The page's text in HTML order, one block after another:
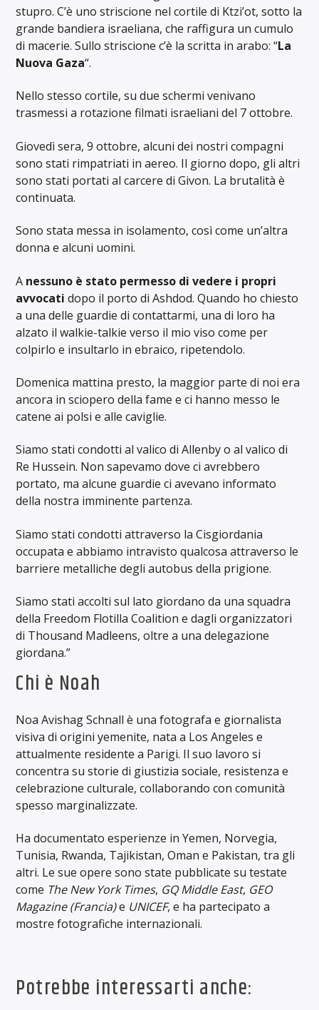
stupro. C’è uno striscione nel cortile di Ktzi’ot, sotto la
grande bandiera israeliana, che raffigura un cumulo
di macerie. Sullo striscione c’è la scritta in arabo: “La
Nuova Gaza“.
Nello stesso cortile, su due schermi venivano
trasmessi a rotazione filmati israeliani del 7 ottobre.
Giovedì sera, 9 ottobre, alcuni dei nostri compagni
sono stati rimpatriati in aereo. Il giorno dopo, gli altri
sono stati portati al carcere di Givon. La brutalità è
continuata.
Sono stata messa in isolamento, così come un’altra
donna e alcuni uomini.
A nessuno è stato permesso di vedere i propri
avvocati dopo il porto di Ashdod. Quando ho chiesto
a una delle guardie di contattarmi, una di loro ha
alzato il walkie-talkie verso il mio viso come per
colpirlo e insultarlo in ebraico, ripetendolo.
Domenica mattina presto, la maggior parte di noi era
ancora in sciopero della fame e ci hanno messo le
catene ai polsi e alle caviglie.
Siamo stati condotti al valico di Allenby o al valico di
Re Hussein. Non sapevamo dove ci avrebbero
portato, ma alcune guardie ci avevano informato
della nostra imminente partenza.
Siamo stati condotti attraverso la Cisgiordania
occupata e abbiamo intravisto qualcosa attraverso le
barriere metalliche degli autobus della prigione.
Siamo stati accolti sul lato giordano da una squadra
della Freedom Flotilla Coalition e dagli organizzatori
di Thousand Madleens, oltre a una delegazione
giordana.”
Chi è Noah
Noa Avishag Schnall è una fotografa e giornalista
visiva di origini yemenite, nata a Los Angeles e
attualmente residente a Parigi. Il suo lavoro si
concentra su storie di giustizia sociale, resistenza e
celebrazione culturale, collaborando con comunità
spesso marginalizzate.
Ha documentato esperienze in Yemen, Norvegia,
Tunisia, Rwanda, Tajikistan, Oman e Pakistan, tra gli
altri. Le sue opere sono state pubblicate su testate
come The New York Times, GQ Middle East, GEO
Magazine (Francia)e UNICEF, e ha partecipato a
mostre fotografiche internazionali.
Potrebbe interessarti anche: